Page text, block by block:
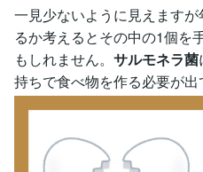
一見少ないように見えます
るか考えるとその中の1個を
もしれません。 サルモネラ菌
持ちで食べ物を作る必要が出